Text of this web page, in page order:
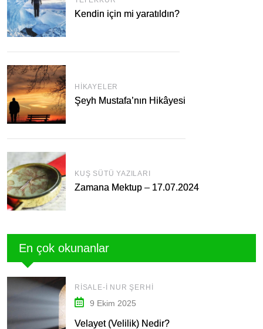
Kendin için mi yaratıldın?
HIKAYELER
Şeyh Mustafa’nın Hikâyesi
KUŞ SÜTÜ YAZILARI
Zamana Mektup – 17.07.2024
En çok okunanlar
RISALE-I NUR ŞERHI
9 Ekim 2025
Velayet (Velilik) Nedir?